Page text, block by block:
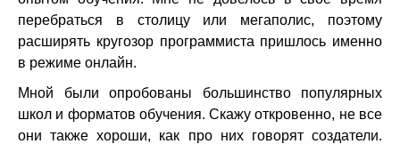
перебраться в столицу или мегаполис, поэтому
расширять кругозор программиста пришлось именно
в режиме онлайн.
Мной были опробованы большинство популярных
школ и форматов обучения. Скажу откровенно, не все
они также хороши, как про них говорят создатели.